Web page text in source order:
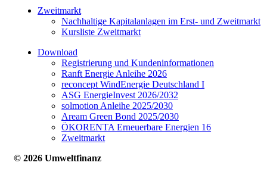
Zweitmarkt
Nachhaltige Kapitalanlagen im Erst- und Zweitmarkt
Kursliste Zweitmarkt
Download
Registrierung und Kundeninformationen
Ranft Energie Anleihe 2026
reconcept WindEnergie Deutschland I
ASG EnergieInvest 2026/2032
solmotion Anleihe 2025/2030
Aream Green Bond 2025/2030
ÖKORENTA Erneuerbare Energien 16
Zweitmarkt
© 2026 Umweltfinanz